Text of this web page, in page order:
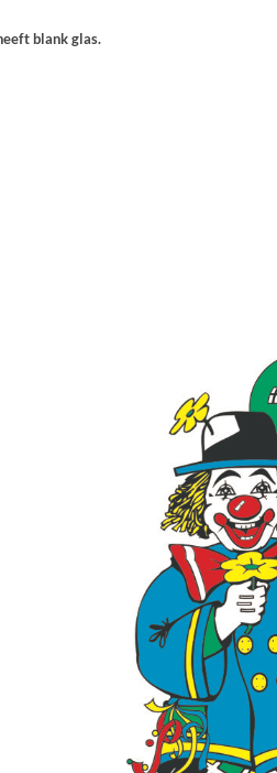
blank glas.